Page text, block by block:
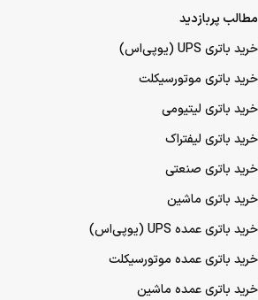
مطالب پربازدید
خرید باتری UPS (یو‌پی‌اس)
خرید باتری موتورسیکلت
خرید باتری لیتیومی
خرید باتری لیفتراک
خرید باتری صنعتی
خرید باتری ماشین
خرید باتری عمده UPS (یو‌پی‌اس)
خرید باتری عمده موتورسیکلت
خرید باتری عمده ماشین